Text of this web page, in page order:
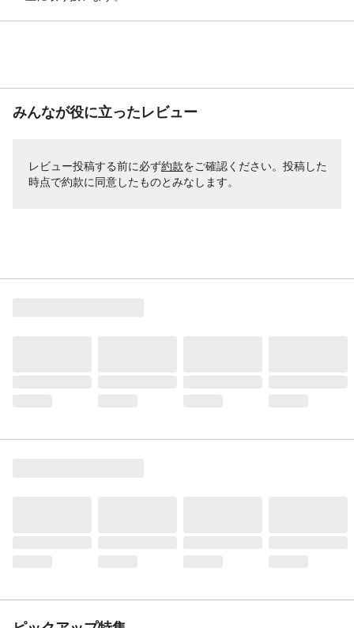
みんなが役に立ったレビュー
レビュー投稿する前に必ず約款をご確認ください。投稿した
時点で約款に同意したものとみなします。